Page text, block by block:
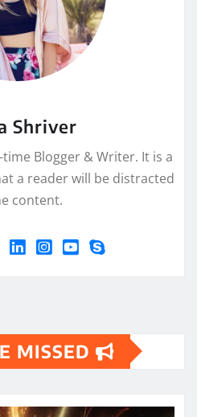
Shriver
time Blogger & Writer. It is a
a reader will be distracted
content.
MISSED